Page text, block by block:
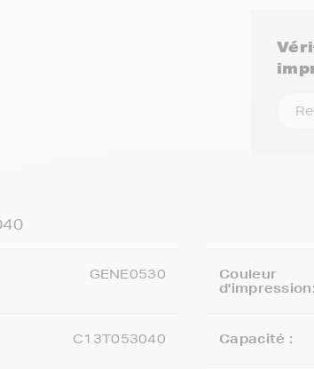
GENE0530
C13T053040
Couleur
d'impression:
Capacité :